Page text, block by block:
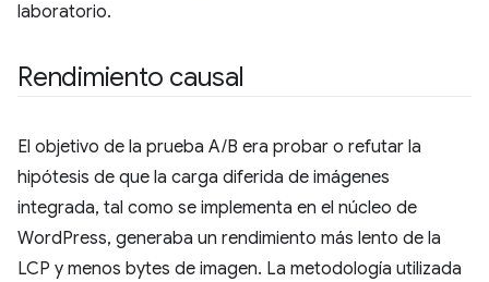
laboratorio.
Rendimiento causal
El objetivo de la prueba A/B era probar o refutar la
hipótesis de que la carga diferida de imágenes
integrada, tal como se implementa en el núcleo de
WordPress, generaba un rendimiento más lento de la
LCP y menos bytes de imagen. La metodología utilizada